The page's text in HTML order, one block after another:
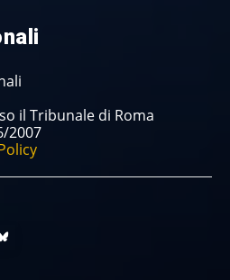
il Tribunale di Roma
2007